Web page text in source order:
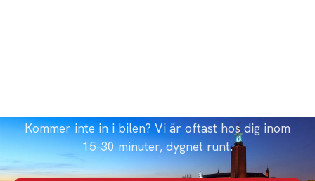
Kommer inte in i bilen? Vi är oftast hos dig inom
15-30 minuter, dygnet runt.